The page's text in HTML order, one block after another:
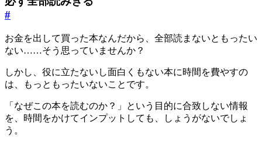
#
お金を出して買った本なんだから、全部読まないともったい
ない……そう思っていませんか？
しかし、役に立たないし面白くもない本に時間を費やすの
は、もっともったいないことです。
「なぜこの本を読むのか？」という目的に合致しない情報
を、時間をかけてインプットしても、しょうがないでしょ
う。